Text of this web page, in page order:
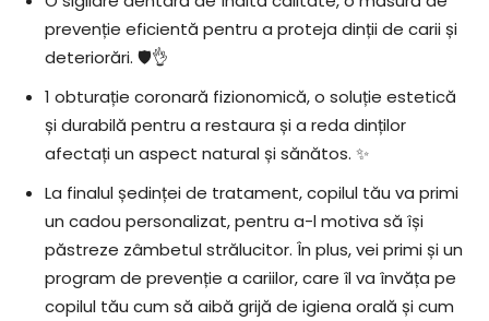
prevenție eficientă pentru a proteja dinții de carii și
deteriorări. 🛡️👌
1 obturație coronară fizionomică, o soluție estetică
și durabilă pentru a restaura și a reda dinților
afectați un aspect natural și sănătos. ✨
La finalul ședinței de tratament, copilul tău va primi
un cadou personalizat, pentru a-l motiva să își
păstreze zâmbetul strălucitor. În plus, vei primi și un
program de prevenție a cariilor, care îl va învăța pe
copilul tău cum să aibă grijă de igiena orală și cum